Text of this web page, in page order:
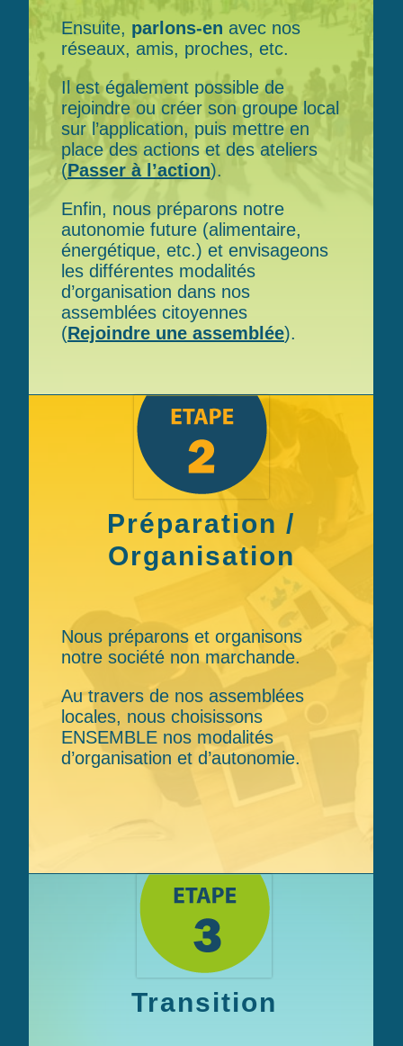
Ensuite, parlons-en avec nos
réseaux, amis, proches, etc.
Il est également possible de
rejoindre ou créer son groupe local
sur l’application, puis mettre en
place des actions et des ateliers
(Passer à l’action).
Enfin, nous préparons notre
autonomie future (alimentaire,
énergétique, etc.) et envisageons
les différentes modalités
d’organisation dans nos
assemblées citoyennes
(Rejoindre une assemblée).
Préparation /
Organisation
Nous préparons et organisons
notre société non marchande.
Au travers de nos assemblées
locales, nous choisissons
ENSEMBLE nos modalités
d’organisation et d’autonomie.
Transition